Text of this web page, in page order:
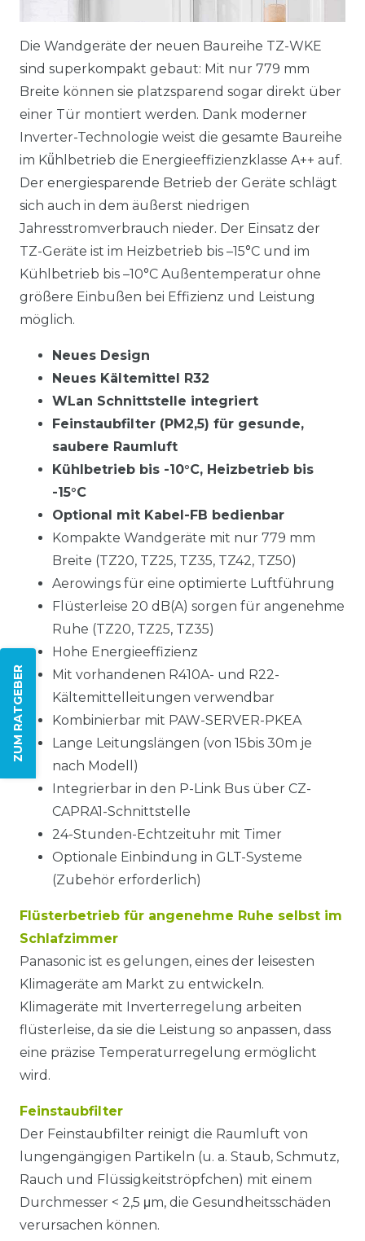
ZUM RATGEBER
Die Wandgeräte der neuen Baureihe TZ-WKE
sind superkompakt gebaut: Mit nur 779 mm
Breite können sie platzsparend sogar direkt über
einer Tür montiert werden. Dank moderner
Inverter-Technologie weist die gesamte Baureihe
im Kü̈hlbetrieb die Energieeffizienzklasse A++ auf.
Der energiesparende Betrieb der Geräte schlägt
sich auch in dem äußerst niedrigen
Jahresstromverbrauch nieder. Der Einsatz der
TZ-Geräte ist im Heizbetrieb bis –15°C und im
Kühlbetrieb bis –10°C Außentemperatur ohne
größere Einbußen bei Effizienz und Leistung
möglich.
Neues Design
Neues Kältemittel R32
WLan Schnittstelle integriert
Feinstaubfilter (PM2,5) für gesunde,
saubere Raumluft
Kühlbetrieb bis -10°C, Heizbetrieb bis
-15°C
Optional mit Kabel-FB bedienbar
Kompakte Wandgeräte mit nur 779 mm
Breite (TZ20, TZ25, TZ35, TZ42, TZ50)
Aerowings für eine optimierte Luftführung
Flüsterleise 20 dB(A) sorgen für angenehme
Ruhe (TZ20, TZ25, TZ35)
Hohe Energieeffizienz
Mit vorhandenen R410A- und R22-
Kältemittelleitungen verwendbar
Kombinierbar mit PAW-SERVER-PKEA
Lange Leitungslängen (von 15bis 30m je
nach Modell)
Integrierbar in den P-Link Bus über CZ-
CAPRA1-Schnittstelle
24-Stunden-Echtzeituhr mit Timer
Optionale Einbindung in GLT-Systeme
(Zubehör erforderlich)
Flüsterbetrieb für angenehme Ruhe selbst im
Schlafzimmer
Panasonic ist es gelungen, eines der leisesten
Klimageräte am Markt zu entwickeln.
Klimageräte mit Inverterregelung arbeiten
flüsterleise, da sie die Leistung so anpassen, dass
eine präzise Temperaturregelung ermöglicht
wird.
Feinstaubfilter
Der Feinstaubfilter reinigt die Raumluft von
lungengängigen Partikeln (u. a. Staub, Schmutz,
Rauch und Flüssigkeitströpfchen) mit einem
Durchmesser < 2,5 μm, die Gesundheitsschäden
verursachen können.